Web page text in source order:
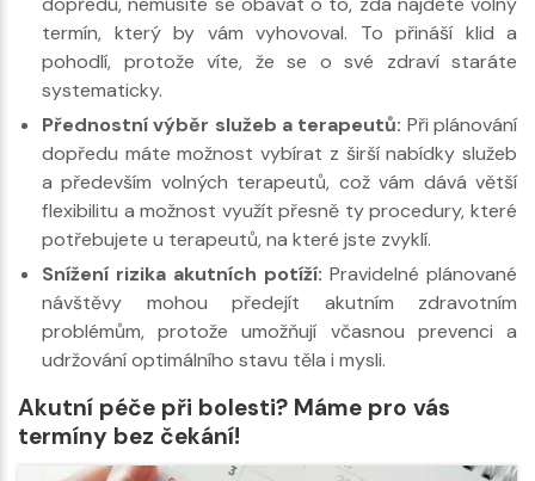
termín, který by vám vyhovoval. To přináší klid a
pohodlí, protože víte, že se o své zdraví staráte
systematicky.
Přednostní výběr služeb a terapeutů: Při plánování
dopředu máte možnost vybírat z širší nabídky služeb
a především volných terapeutů, což vám dává větší
flexibilitu a možnost využít přesně ty procedury, které
potřebujete u terapeutů, na které jste zvyklí.
Snížení rizika akutních potíží: Pravidelné plánované
návštěvy mohou předejít akutním zdravotním
problémům, protože umožňují včasnou prevenci a
udržování optimálního stavu těla i mysli.
Akutní péče při bolesti? Máme pro vás
termíny bez čekání!